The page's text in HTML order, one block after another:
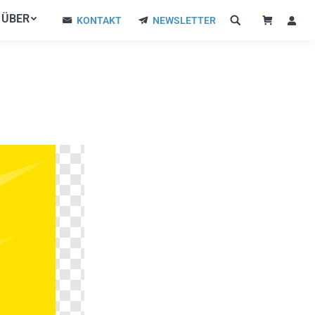
ÜBER KONTAKT NEWSLETTER
ÜBER KONTAKT NEWSLETTER